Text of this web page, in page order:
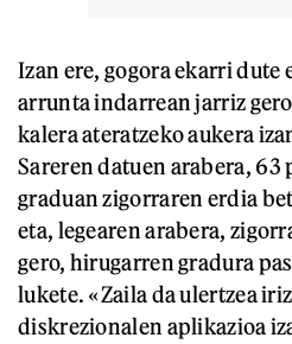
Izan ere, gogora ekarri dute
arrunta indarrean jarriz
kalera ateratzeko aukera
Sareren datuen arabera, 63
graduan zigorraren erdia
eta, legearen arabera,
gero, hirugarren gradura
lukete. «Zaila da ulertzea
diskrezionalen aplikazioa